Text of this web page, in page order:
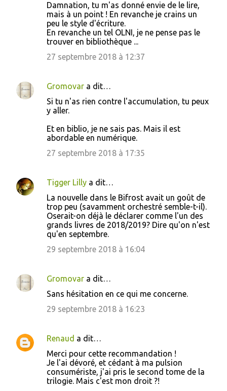
Damnation, tu m'as donné envie de le lire,
mais à un point ! En revanche je crains un
peu le style d'écriture.
En revanche un tel OLNI, je ne pense pas le
trouver en bibliothèque ...
27 septembre 2018 à 12:37
Gromovar a dit…
Si tu n'as rien contre l'accumulation, tu peux
y aller.
Et en biblio, je ne sais pas. Mais il est
abordable en numérique.
27 septembre 2018 à 17:35
Tigger Lilly a dit…
La nouvelle dans le Bifrost avait un goût de
trop peu (savamment orchestré semble-t-il).
Oserait-on déjà le déclarer comme l'un des
grands livres de 2018/2019? Dire qu'on n'est
qu'en septembre.
29 septembre 2018 à 16:04
Gromovar a dit…
Sans hésitation en ce qui me concerne.
29 septembre 2018 à 16:23
Renaud a dit…
Merci pour cette recommandation !
Je l'ai dévoré, et cédant à ma pulsion
consumériste, j'ai pris le second tome de la
trilogie. Mais c'est mon droit ?!